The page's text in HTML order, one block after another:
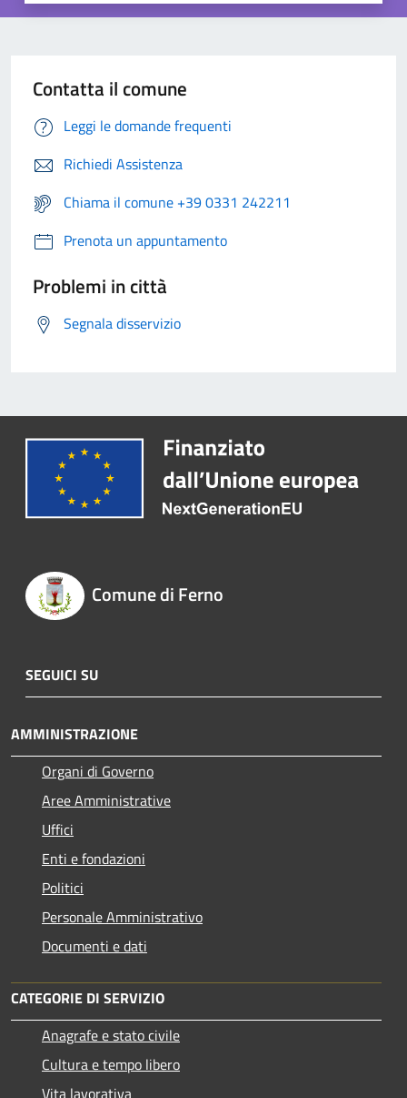
Contatta il comune
Leggi le domande frequenti
Richiedi Assistenza
Chiama il comune +39 0331 242211
Prenota un appuntamento
Problemi in città
Segnala disservizio
Comune di Ferno
SEGUICI SU
AMMINISTRAZIONE
Organi di Governo
Aree Amministrative
Uffici
Enti e fondazioni
Politici
Personale Amministrativo
Documenti e dati
CATEGORIE DI SERVIZIO
Anagrafe e stato civile
Cultura e tempo libero
Vita lavorativa